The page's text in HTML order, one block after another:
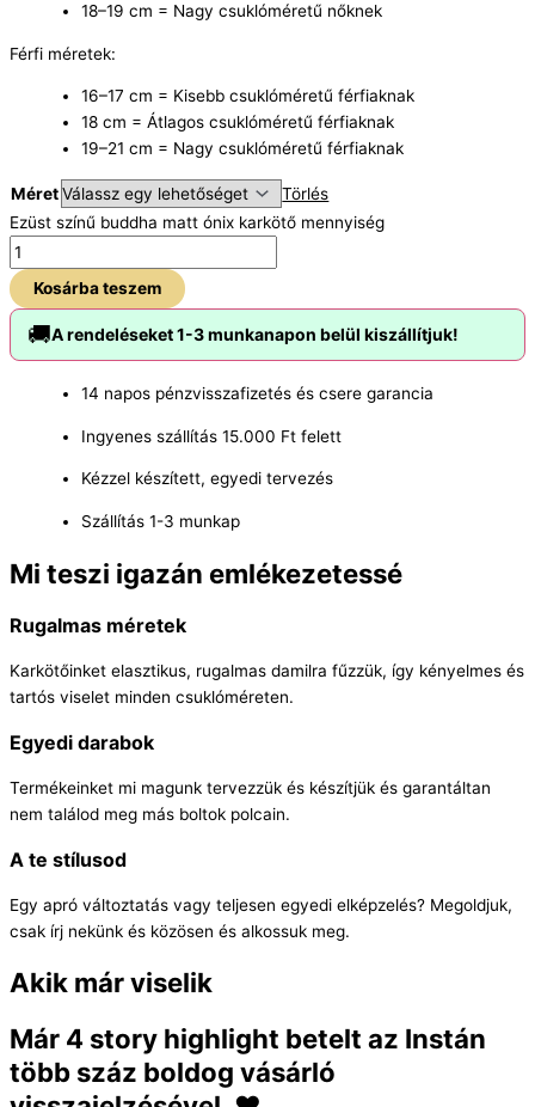
18–19 cm = Nagy csuklóméretű nőknek
Férfi méretek:
16–17 cm = Kisebb csuklóméretű férfiaknak
18 cm = Átlagos csuklóméretű férfiaknak
19–21 cm = Nagy csuklóméretű férfiaknak
Méret
Törlés
Ezüst színű buddha matt ónix karkötő mennyiség
Kosárba teszem
🚚A rendeléseket 1-3 munkanapon belül kiszállítjuk!
14 napos pénzvisszafizetés és csere garancia
Ingyenes szállítás 15.000 Ft felett
Kézzel készített, egyedi tervezés
Szállítás 1-3 munkap
Mi teszi igazán emlékezetessé
Rugalmas méretek
Karkötőinket elasztikus, rugalmas damilra fűzzük, így kényelmes és
tartós viselet minden csuklóméreten.
Egyedi darabok
Termékeinket mi magunk tervezzük és készítjük és garantáltan
nem találod meg más boltok polcain.
A te stílusod
Egy apró változtatás vagy teljesen egyedi elképzelés? Megoldjuk,
csak írj nekünk és közösen és alkossuk meg.
Akik már viselik
Már 4 story highlight betelt az Instán
több száz boldog vásárló